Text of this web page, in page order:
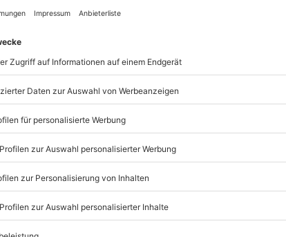
Änderungen bzgl.
in dieser Box kannst
einfach Dein gewünschtes